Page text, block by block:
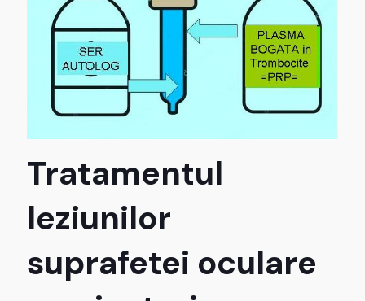
Tratamentul
leziunilor
suprafetei oculare